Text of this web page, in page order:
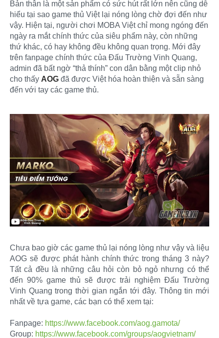
Bản thân là một sản phẩm có sức hút rất lớn nên cũng dễ
hiểu tại sao game thủ Việt lại nóng lòng chờ đợi đến như
vậy. Hiện tại, người chơi MOBA Việt chỉ mong ngóng đến
ngày ra mắt chính thức của siêu phẩm này, còn những
thứ khác, có hay không đều không quan trọng. Mới đây
trên fanpage chính thức của Đấu Trường Vinh Quang,
admin đã bất ngờ “thả thính” con dân bằng một clip nhỏ
cho thấy AOG đã được Việt hóa hoàn thiện và sẵn sàng
đến với tay các game thủ.
Chưa bao giờ các game thủ lại nóng lòng như vậy và liệu
AOG sẽ được phát hành chính thức trong tháng 3 này?
Tất cả đều là những câu hỏi còn bỏ ngỏ nhưng có thể
đến 90% game thủ sẽ được trải nghiệm Đấu Trường
Vinh Quang trong thời gian ngắn tới đây. Thông tin mới
nhất về tựa game, các bạn có thể xem tại:
Fanpage: https://www.facebook.com/aog.gamota/
Group: https://www.facebook.com/groups/aogvietnam/